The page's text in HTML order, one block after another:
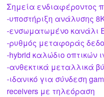
Σημεία ενδιαφέροντος
-υποστήριξη ανάλυσης
-ενσωματωμένο κανάλι
-ρυθμός μεταφοράς
-hybrid καλώδιο οπτικών
-ανθεκτικά μεταλλικά
-ιδανικό για σύνδεση
receivers με τηλεόραση